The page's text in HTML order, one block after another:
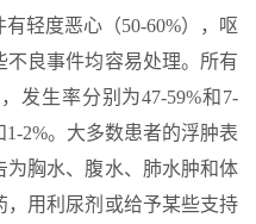
轻度恶心（50-60%），呕
不良事件均容易处理。所有
发生率分别为47-59%和7-
2%。大多数患者的浮肿表
胸水、腹水、肺水肿和体
，用利尿剂或给予某些支持